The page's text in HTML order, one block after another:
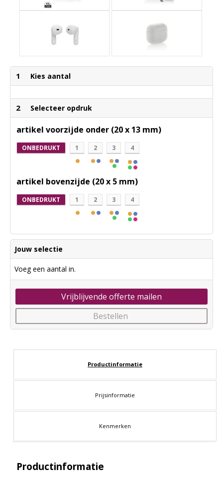
1 Kies aantal
2 Selecteer opdruk
artikel voorzijde onder (20 x 13 mm)
ONBEDRUKT 1 2 3 4
artikel bovenzijde (20 x 5 mm)
ONBEDRUKT 1 2 3 4
Jouw selectie
Voeg een aantal in.
Vrijblijvende offerte mailen
Bestellen
Productinformatie
Prijsinformatie
Kenmerken
Productinformatie